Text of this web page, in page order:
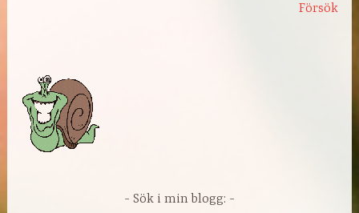
Försök
Sök i min blogg: